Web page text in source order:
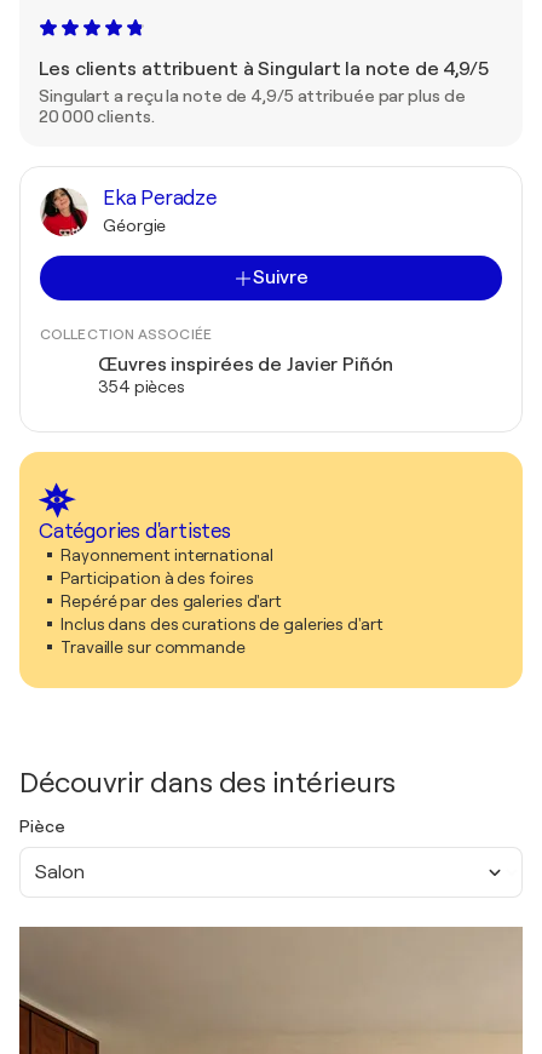
Les clients attribuent à Singulart la note de 4,9/5
Singulart a reçu la note de 4,9/5 attribuée par plus de
20 000 clients.
Eka Peradze
Géorgie
Suivre
COLLECTION ASSOCIÉE
Œuvres inspirées de Javier Piñón
354 pièces
Catégories d'artistes
Rayonnement international
Participation à des foires
Repéré par des galeries d'art
Inclus dans des curations de galeries d'art
Travaille sur commande
Découvrir dans des intérieurs
Pièce
Salon